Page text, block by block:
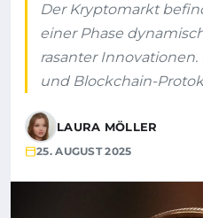
Der Kryptomarkt
einer Phase
rasanter
und Blockchain-
LAURA MÖLLER
25. AUGUST 2025